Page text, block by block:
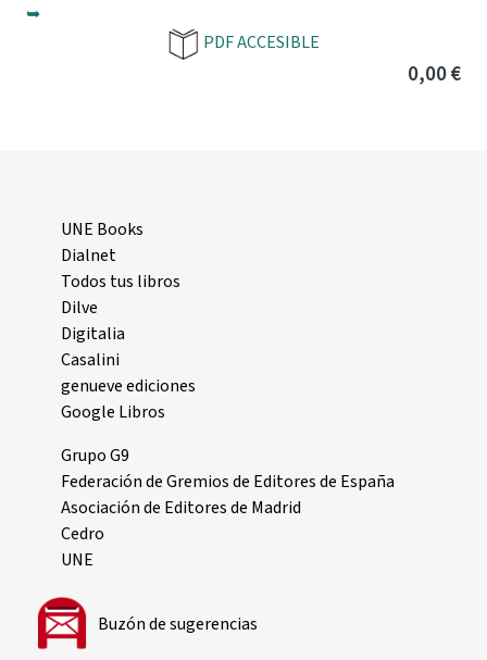
➥
PDF ACCESIBLE
0,00 €
UNE Books
Dialnet
Todos tus libros
Dilve
Digitalia
Casalini
genueve ediciones
Google Libros
Grupo G9
Federación de Gremios de Editores de España
Asociación de Editores de Madrid
Cedro
UNE
Buzón de sugerencias